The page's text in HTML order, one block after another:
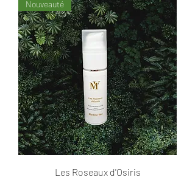
Nouveauté
Les Roseaux d'Osiris